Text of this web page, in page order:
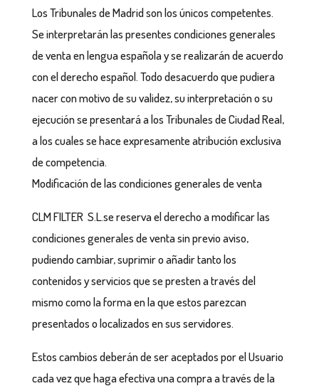
Los Tribunales de Madrid son los únicos competentes.
Se interpretarán las presentes condiciones generales
de venta en lengua española y se realizarán de acuerdo
con el derecho español. Todo desacuerdo que pudiera
nacer con motivo de su validez, su interpretación o su
ejecución se presentará a los Tribunales de Ciudad Real,
a los cuales se hace expresamente atribución exclusiva
de competencia.
Modificación de las condiciones generales de venta
CLM FILTER S.L.se reserva el derecho a modificar las
condiciones generales de venta sin previo aviso,
pudiendo cambiar, suprimir o añadir tanto los
contenidos y servicios que se presten a través del
mismo como la forma en la que estos parezcan
presentados o localizados en sus servidores.
Estos cambios deberán de ser aceptados por el Usuario
cada vez que haga efectiva una compra a través de la